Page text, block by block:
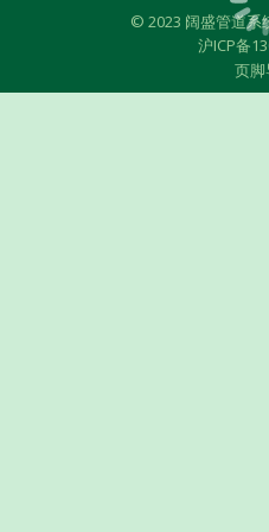
© 2023 阔盛管道系
沪ICP备
页